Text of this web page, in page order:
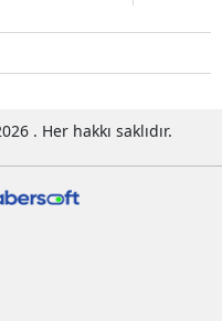
. Her hakkı saklıdır.